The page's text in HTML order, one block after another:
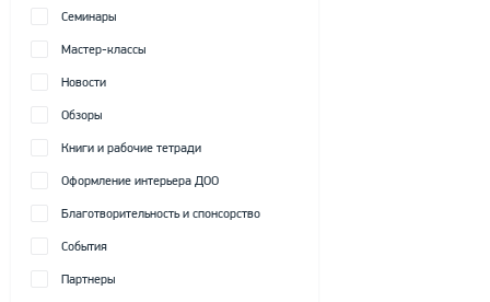
Семинары
Мастер-классы
Новости
Обзоры
Книги и рабочие тетради
Оформление интерьера ДОО
Благотворительность и спонсорство
События
Партнеры